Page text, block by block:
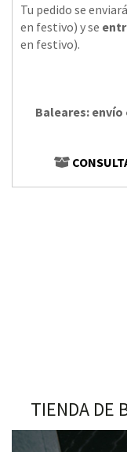
Tu pedido se
en festivo) y se
en festivo).
Baleares: envío
TIENDA DE